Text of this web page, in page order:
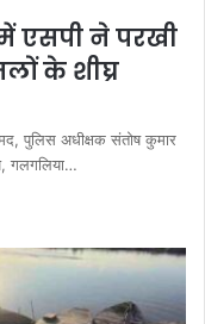
एसपी ने परखी
के शीघ्र
पुलिस अधीक्षक संतोष कुमार
गलगलिया…